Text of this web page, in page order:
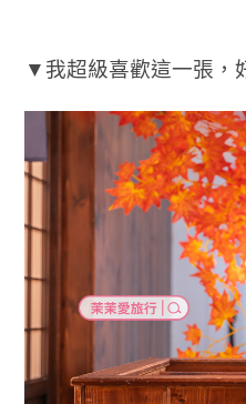
▼我超級喜歡這一張，